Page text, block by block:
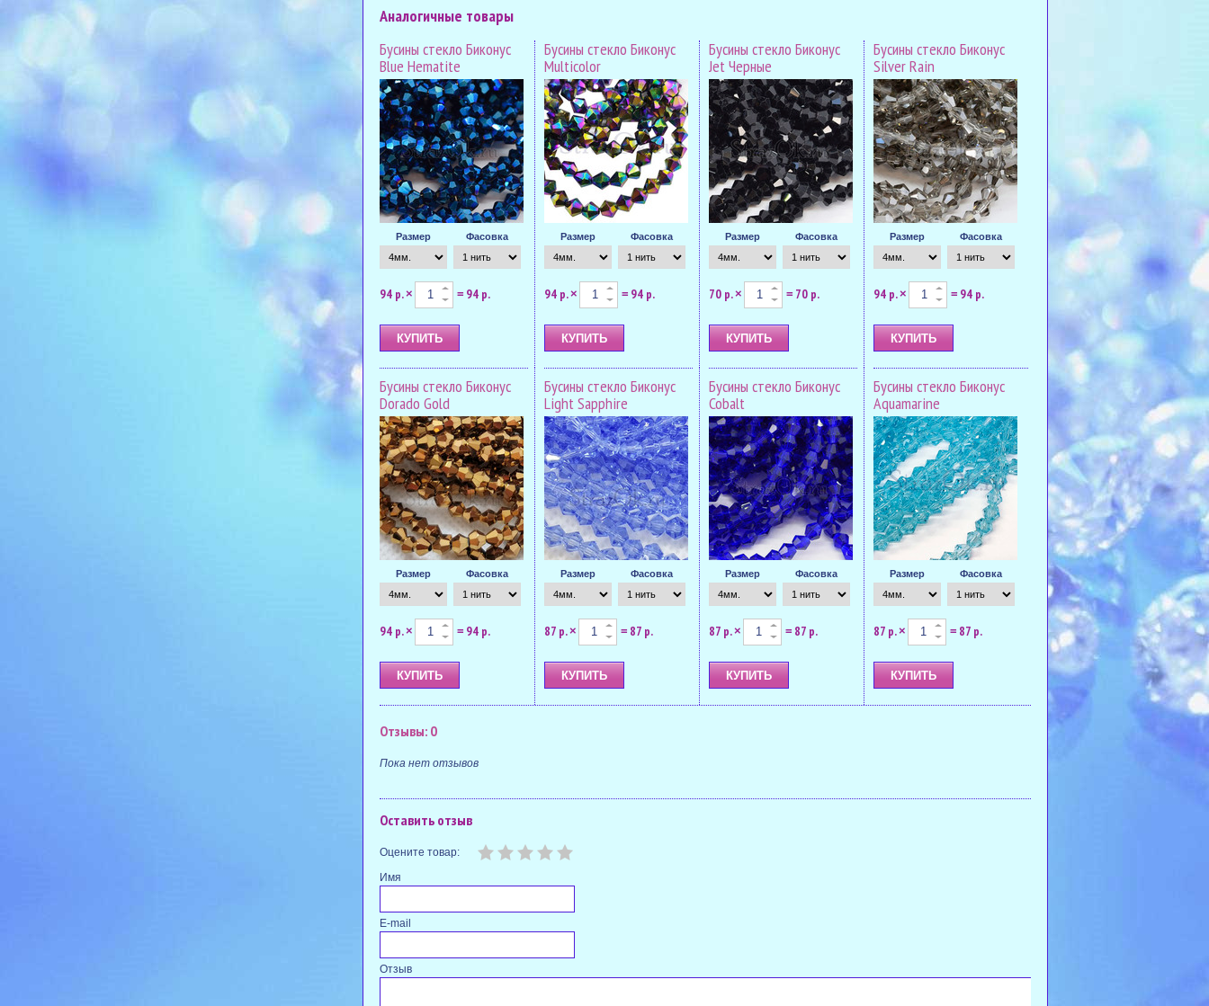
Аналогичные товары
Бусины стекло Биконус
Blue Hematite
Размер Фасовка
94 р.× = 94 р.
Бусины стекло Биконус
Multicolor
Размер Фасовка
94 р.× = 94 р.
Бусины стекло Биконус
Jet Черные
Размер Фасовка
70 р.× = 70 р.
Бусины стекло Биконус
Silver Rain
Размер Фасовка
94 р.× = 94 р.
Бусины стекло Биконус
Dorado Gold
Размер Фасовка
94 р.× = 94 р.
Бусины стекло Биконус
Light Sapphire
Размер Фасовка
87 р.× = 87 р.
Бусины стекло Биконус
Cobalt
Размер Фасовка
87 р.× = 87 р.
Бусины стекло Биконус
Aquamarine
Размер Фасовка
87 р.× = 87 р.
Отзывы: 0
Пока нет отзывов
Оставить отзыв
Оцените товар:
Имя
E-mail
Отзыв